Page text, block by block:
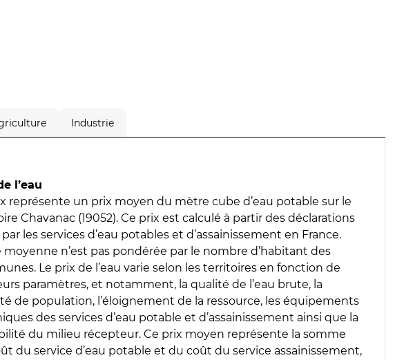
Industrie
l’eau
représente un prix moyen du mètre cube d’eau potable sur le
Chavanac (19052). Ce prix est calculé à partir des déclarations
les services d’eau potables et d’assainissement en France.
n’est pas pondérée par le nombre d’habitant des
Le prix de l’eau varie selon les territoires en fonction de
paramètres, et notamment, la qualité de l’eau brute, la
de population, l’éloignement de la ressource, les équipements
des services d’eau potable et d’assainissement ainsi que la
du milieu récepteur. Ce prix moyen représente la somme
du service d’eau potable et du coût du service assainissement,